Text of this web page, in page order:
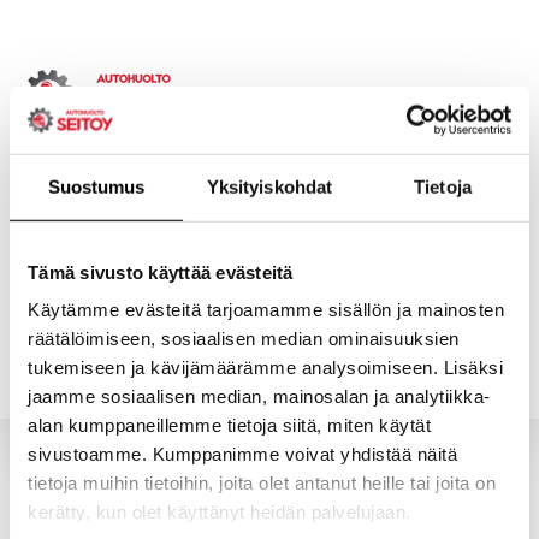
Suostumus Yksityiskohdat Tietoja
Tämä sivusto käyttää evästeitä
Käytämme evästeitä tarjoamamme sisällön ja mainosten
räätälöimiseen, sosiaalisen median ominaisuuksien
tukemiseen ja kävijämäärämme analysoimiseen. Lisäksi
jaamme sosiaalisen median, mainosalan ja analytiikka-
alan kumppaneillemme tietoja siitä, miten käytät
sivustoamme. Kumppanimme voivat yhdistää näitä
tietoja muihin tietoihin, joita olet antanut heille tai joita on
kerätty, kun olet käyttänyt heidän palvelujaan.
content
YRITYS YHTEYSTIEDOT
Ostoskori on tyhjä.